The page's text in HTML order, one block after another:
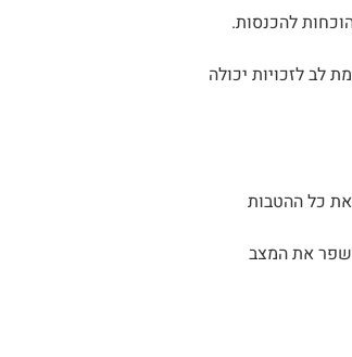
להכנסות.
לב לזכויות יכולה
את כל ההטבות
לשפר את המצב